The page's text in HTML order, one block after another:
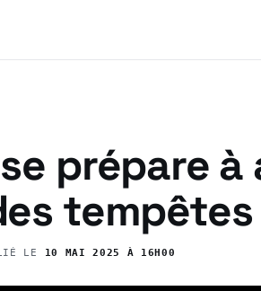
prépare
tempêtes
LE 10 MAI 2025 À 16H00